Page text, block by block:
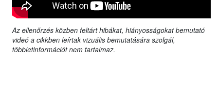
Az ellenőrzés közben feltárt hibákat, hiányosságokat bemutató
videó a cikkben leírtak vizuális bemutatására szolgál,
többletinformációt nem tartalmaz.